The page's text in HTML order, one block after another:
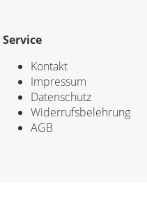
Service
Kontakt
Impressum
Datenschutz
Widerrufsbelehrung
AGB